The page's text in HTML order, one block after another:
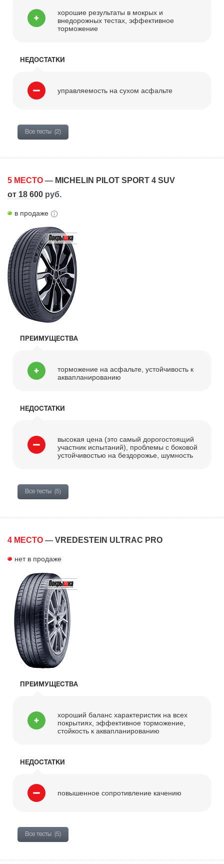
хорошие результаты в мокрых и
внедорожных тестах, эффективное
торможение
НЕДОСТАТКИ
управляемость на сухом асфальте
Все тесты (2)
5 МЕСТО — MICHELIN PILOT SPORT 4 SUV
от 18 600 руб.
в продаже
ПРЕИМУЩЕСТВА
торможение на асфальте, устойчивость к
аквапланированию
НЕДОСТАТКИ
высокая цена (это самый дорогостоящий
участник испытаний), проблемы с боковой
устойчивостью на бездорожье, шумность
Все тесты (5)
4 МЕСТО — VREDESTEIN ULTRAC PRO
нет в продаже
ПРЕИМУЩЕСТВА
хороший баланс характеристик на всех
покрытиях, эффективное торможение,
стойкость к аквапланированию
НЕДОСТАТКИ
повышенное сопротивление качению
Все тесты (5)